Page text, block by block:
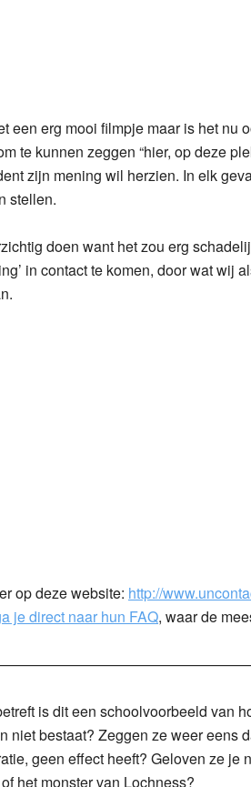
een erg mooi filmpje maar is het nu
te kunnen zeggen “hier, op deze
zijn mening wil herzien. In elk
stellen.
doen want het zou erg
in contact te komen, door wat wij
op deze website: http://
je direct naar hun FAQ, waar de
is dit een schoolvoorbeeld van
niet bestaat? Zeggen ze weer eens
geen effect heeft? Geloven ze je
het monster van Lochness?